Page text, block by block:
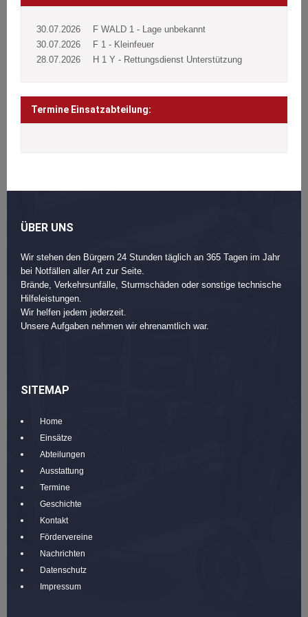
30.07.2026
F WALD 1 - Lage unbekannt
30.07.2026
F 1 - Kleinfeuer
28.07.2026
H 1 Y - Rettungsdienst Unterstützung
Termine Einsatzabteilung:
ÜBER UNS
Wir stehen den Bürgern 24 Stunden täglich an 365 Tagen im Jahr
bei Notfällen aller Art zur Seite.
Brände, Verkehrsunfälle, Sturmschäden oder sonstige technische
Hilfeleistungen.
Wir helfen jedem jederzeit.
Unsere Aufgaben nehmen wir ehrenamtlich war.
SITEMAP
Home
Einsätze
Abteilungen
Ausstattung
Termine
Geschichte
Kontakt
Fördervereine
Nachrichten
Datenschutz
Impressum